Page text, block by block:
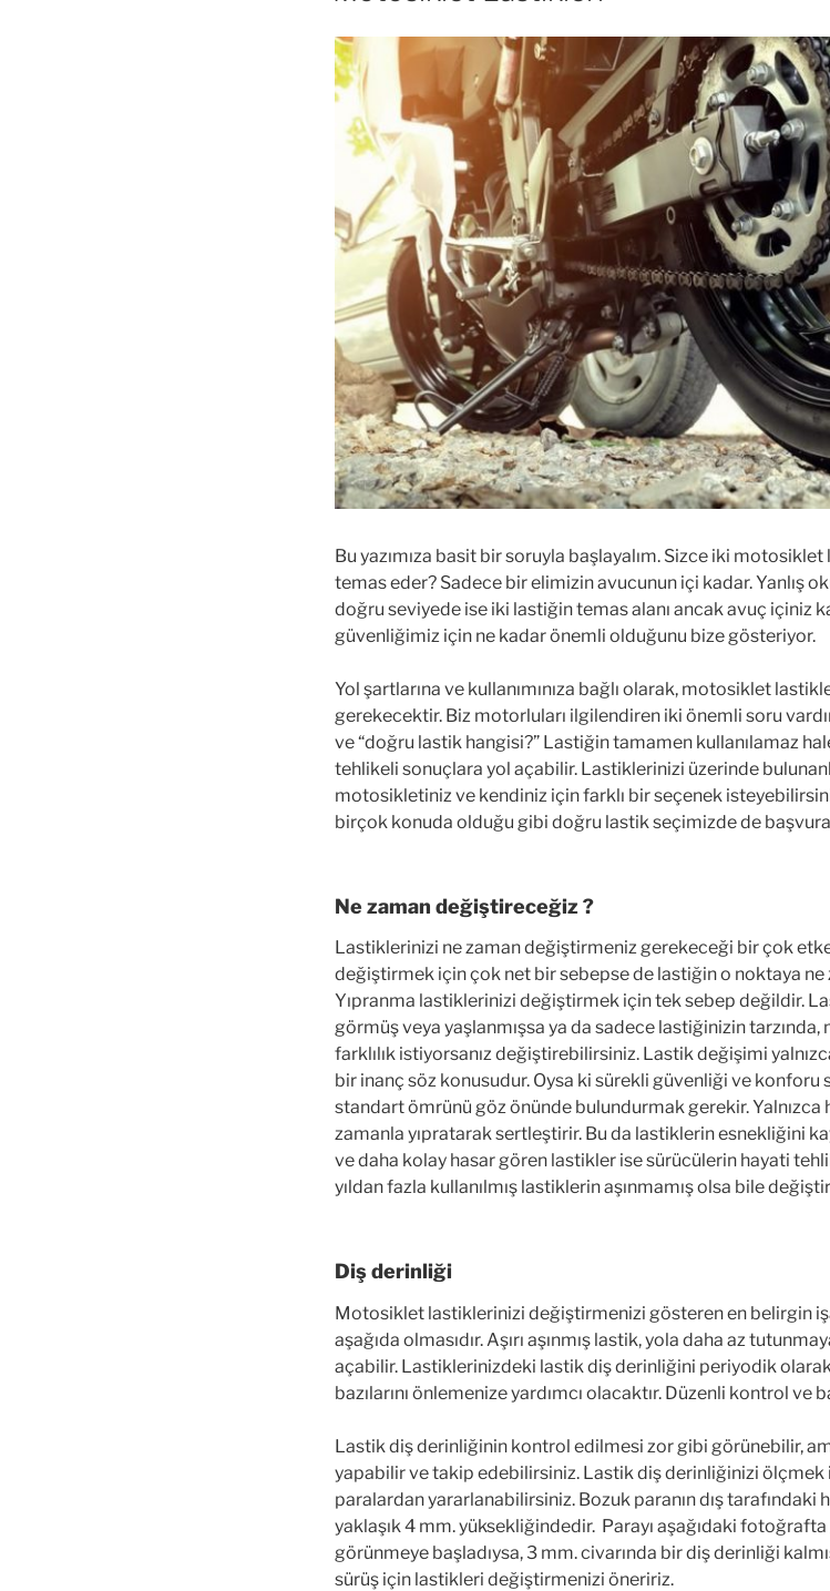
Bu yazımıza basit bir soruyla başlayalım. Sizce iki
temas eder? Sadece bir elimizin avucunun içi kadar. Yanlış
doğru seviyede ise iki lastiğin temas alanı ancak avuç içiniz
güvenliğimiz için ne kadar önemli olduğunu bize gösteriyor.
Yol şartlarına ve kullanımınıza bağlı olarak, motosiklet
gerekecektir. Biz motorluları ilgilendiren iki önemli soru
ve “doğru lastik hangisi?” Lastiğin tamamen kullanılamaz
tehlikeli sonuçlara yol açabilir. Lastiklerinizi üzerinde
motosikletiniz ve kendiniz için farklı bir seçenek
birçok konuda olduğu gibi doğru lastik seçimizde de
Ne zaman değiştireceğiz ?
Lastiklerinizi ne zaman değiştirmeniz gerekeceği bir çok
değiştirmek için çok net bir sebepse de lastiğin o noktaya ne
Yıpranma lastiklerinizi değiştirmek için tek sebep değildir.
görmüş veya yaşlanmışsa ya da sadece lastiğinizin
farklılık istiyorsanız değiştirebilirsiniz. Lastik değişimi
bir inanç söz konusudur. Oysa ki sürekli güvenliği ve konforu
standart ömrünü göz önünde bulundurmak gerekir. Yalnızca
zamanla yıpratarak sertleştirir. Bu da lastiklerin esnekliğini
ve daha kolay hasar gören lastikler ise sürücülerin hayati
yıldan fazla kullanılmış lastiklerin aşınmamış olsa bile
Diş derinliği
Motosiklet lastiklerinizi değiştirmenizi gösteren en belirgin
aşağıda olmasıdır. Aşırı aşınmış lastik, yola daha az
açabilir. Lastiklerinizdeki lastik diş derinliğini periyodik
bazılarını önlemenize yardımcı olacaktır. Düzenli kontrol ve
Lastik diş derinliğinin kontrol edilmesi zor gibi görünebilir,
yapabilir ve takip edebilirsiniz. Lastik diş derinliğinizi ölçmek
paralardan yararlanabilirsiniz. Bozuk paranın dış tarafındaki
yaklaşık 4 mm. yüksekliğindedir. Parayı aşağıdaki
görünmeye başladıysa, 3 mm. civarında bir diş derinliği
sürüş için lastikleri değiştirmenizi öneririz.